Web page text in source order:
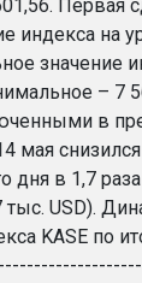
Первая
индекса на
значение
– 7
в
мая
дня в 1,7 раза
тыс. USD).
KASE по